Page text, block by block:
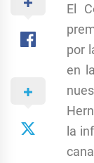
El
por
en
la